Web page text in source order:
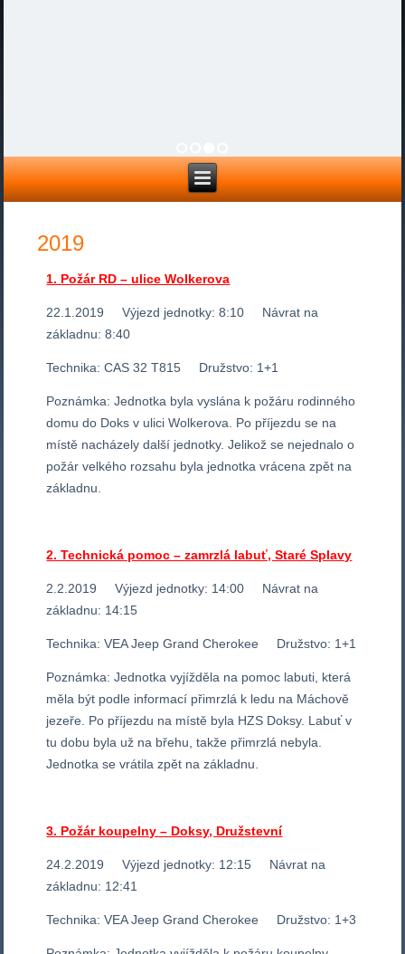
1 2 3 4
2019
1. Požár RD – ulice Wolkerova
22.1.2019 Výjezd jednotky: 8:10 Návrat na
základnu: 8:40
Technika: CAS 32 T815 Družstvo: 1+1
Poznámka: Jednotka byla vyslána k požáru rodinného
domu do Doks v ulici Wolkerova. Po příjezdu se na
místě nacházely další jednotky. Jelikož se nejednalo o
požár velkého rozsahu byla jednotka vrácena zpět na
základnu.
2. Technická pomoc – zamrzlá labuť, Staré Splavy
2.2.2019 Výjezd jednotky: 14:00 Návrat na
základnu: 14:15
Technika: VEA Jeep Grand Cherokee Družstvo: 1+1
Poznámka: Jednotka vyjížděla na pomoc labuti, která
měla být podle informací přimrzlá k ledu na Máchově
jezeře. Po příjezdu na místě byla HZS Doksy. Labuť v
tu dobu byla už na břehu, takže přimrzlá nebyla.
Jednotka se vrátila zpět na základnu.
3. Požár koupelny – Doksy, Družstevní
24.2.2019 Výjezd jednotky: 12:15 Návrat na
základnu: 12:41
Technika: VEA Jeep Grand Cherokee Družstvo: 1+3